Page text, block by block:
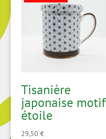
Tisanière
japonaise motif
étoile
29,50 €